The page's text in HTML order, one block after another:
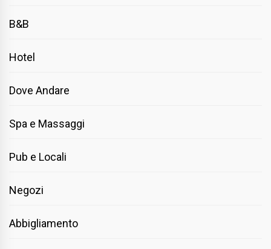
B&B
Hotel
Dove Andare
Spa e Massaggi
Pub e Locali
Negozi
Abbigliamento